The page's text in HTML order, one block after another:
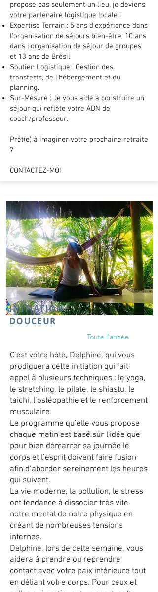
propose pas seulement un lieu, je deviens
votre partenaire logistique locale :
Expertise Terrain : 5 ans d'expérience dans
l'organisation de séjours bien-être, 10 ans
dans l’organisation de séjour de groupes
et 13 ans de Brésil
Soutien Logistique : Gestion des
transferts, de l'hébergement et du
planning.
Sur-Mesure : Je vous aide à construire un
séjour qui reflète votre ADN de
coach/professeur.
Prêt(e) à imaginer votre prochaine retraite
?
CONTACTEZ-MOI
INITIATION
DOUCEUR
Toute l'année
C’est votre hôte, Delphine, qui vous
prodiguera cette initiation qui fait
appel à plusieurs techniques : le yoga,
le stretching, le pilate, le shiastu, le
taichi, l’ostéopathie et le renforcement
musculaire.
Le programme qu’elle vous propose
chaque matin est basé sur l'idée que
pour bien démarrer sa journée le
corps et l’esprit doivent faire fusion
afin d’aborder sereinement les heures
qui suivent.
La vie moderne, la pollution, le stress
ont tendance à dissocier très vite
notre mental de notre physique en
créant de nombreuses tensions
internes.
Delphine, lors de cette semaine, vous
aidera à prendre ou reprendre
contact avec votre paix intérieure tout
en déliant votre corps. Pour ceux et